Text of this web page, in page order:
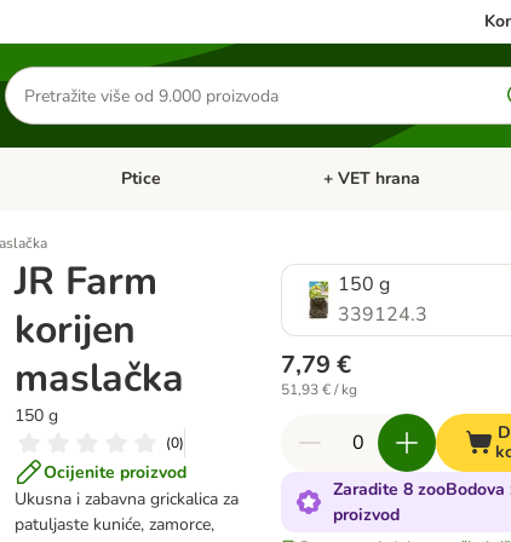
Traži
proizvode
Pregled kategorija: Male životinje
Ptice Pregled kategorija: Ptice
+ VET hrana
JR Farm
korijen
maslačka
150 g
(0)
Ocijenite proizvod
Ukusna i zabavna grickalica za
patuljaste kuniće, zamorce,
150 g
339124.3
7,79 €
51,93 € / kg
Zaradite 8 zooBodova
proizvod